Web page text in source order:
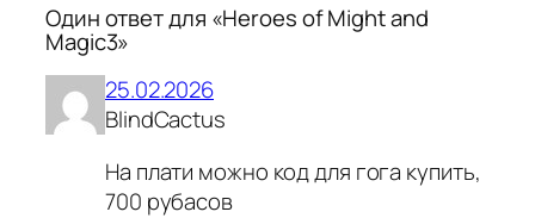
Один ответ для «Heroes of Might and
Magic3»
25.02.2026
BlindCactus
На плати можно код для гога купить,
700 рубасов